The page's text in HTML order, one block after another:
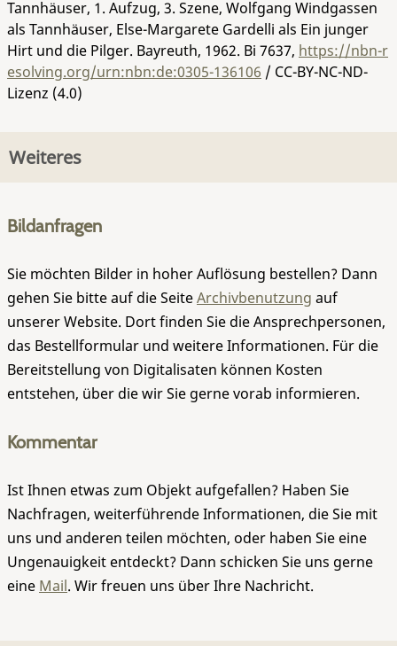
Tannhäuser, 1. Aufzug, 3. Szene, Wolfgang Windgassen
als Tannhäuser, Else-Margarete Gardelli als Ein junger
Hirt und die Pilger. Bayreuth, 1962. Bi 7637, https://nbn-r
esolving.org/urn:nbn:de:0305-136106 / CC-BY-NC-ND-
Lizenz (4.0)
Weiteres
Bildanfragen
Sie möchten Bilder in hoher Auflösung bestellen? Dann
gehen Sie bitte auf die SeiteArchivbenutzung auf
unserer Website. Dort finden Sie die Ansprechpersonen,
das Bestellformular und weitere Informationen. Für die
Bereitstellung von Digitalisaten können Kosten
entstehen, über die wir Sie gerne vorab informieren.
Kommentar
Ist Ihnen etwas zum Objekt aufgefallen? Haben Sie
Nachfragen, weiterführende Informationen, die Sie mit
uns und anderen teilen möchten, oder haben Sie eine
Ungenauigkeit entdeckt? Dann schicken Sie uns gerne
eine Mail. Wir freuen uns über Ihre Nachricht.